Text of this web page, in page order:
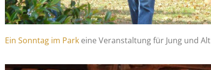
Ein Sonntag im Park eine Veranstaltung für Jung und Alt